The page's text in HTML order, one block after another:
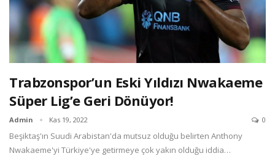
Trabzonspor’un Eski Yıldızı Nwakaeme
Süper Lig’e Geri Dönüyor!
Admin Kas 19, 2022 0
Beşiktaş'ın Suudi Arabistan'da mutsuz olduğu belirten Anthony
Nwakaeme'yi Türkiye'ye getirmeye çok yakın olduğu iddia…